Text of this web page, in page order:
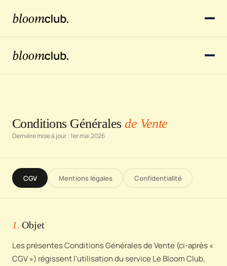
Conditions Généralesde Vente
Dernière mise à jour : 1er mai 2026
CGV Mentions légales Confidentialité
1. Objet
Les présentes Conditions Générales de Vente (ci-après «
CGV ») régissent l'utilisation du service Le Bloom Club,